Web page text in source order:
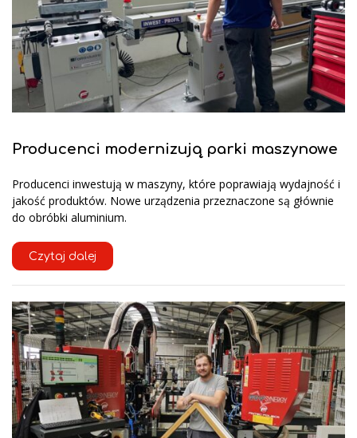
Producenci modernizują parki maszynowe
Producenci inwestują w maszyny, które poprawiają wydajność i
jakość produktów. Nowe urządzenia przeznaczone są głównie
do obróbki aluminium.
Czytaj dalej